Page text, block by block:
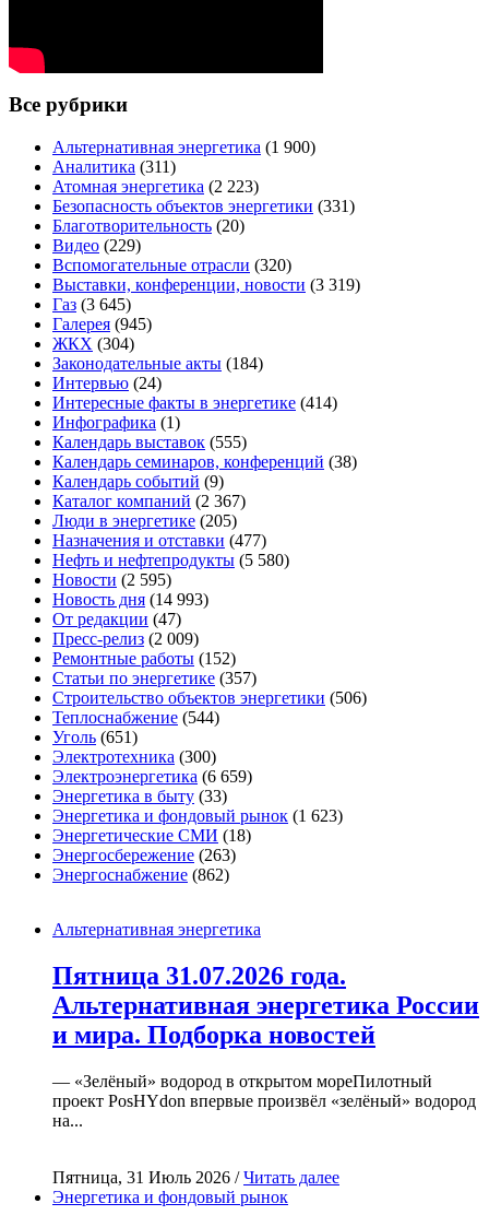
Все рубрики
Альтернативная энергетика (1 900)
Аналитика (311)
Атомная энергетика (2 223)
Безопасность объектов энергетики (331)
Благотворительность (20)
Видео (229)
Вспомогательные отрасли (320)
Выставки, конференции, новости (3 319)
Газ (3 645)
Галерея (945)
ЖКХ (304)
Законодательные акты (184)
Интервью (24)
Интересные факты в энергетике (414)
Инфографика (1)
Календарь выставок (555)
Календарь семинаров, конференций (38)
Календарь событий (9)
Каталог компаний (2 367)
Люди в энергетике (205)
Назначения и отставки (477)
Нефть и нефтепродукты (5 580)
Новости (2 595)
Новость дня (14 993)
От редакции (47)
Пресс-релиз (2 009)
Ремонтные работы (152)
Статьи по энергетике (357)
Строительство объектов энергетики (506)
Теплоснабжение (544)
Уголь (651)
Электротехника (300)
Электроэнергетика (6 659)
Энергетика в быту (33)
Энергетика и фондовый рынок (1 623)
Энергетические СМИ (18)
Энергосбережение (263)
Энергоснабжение (862)
Альтернативная энергетика
Пятница 31.07.2026 года.
Альтернативная энергетика России
и мира. Подборка новостей
— «Зелёный» водород в открытом мореПилотный
проект PosHYdon впервые произвёл «зелёный» водород
на...
Пятница, 31 Июль 2026 /Читать далее
Энергетика и фондовый рынок